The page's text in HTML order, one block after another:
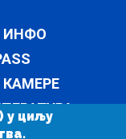
ИНФО
КАМЕРЕ
у циљу